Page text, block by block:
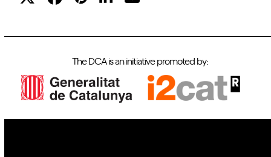
The DCA is an initiative promoted by: